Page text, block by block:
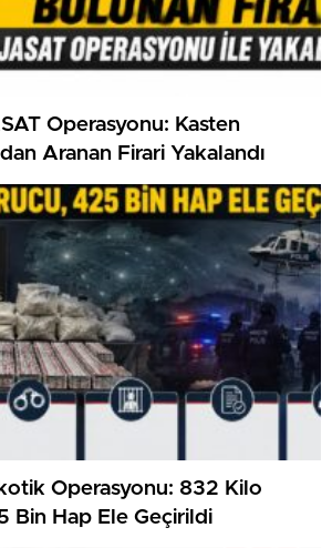
Operasyonu: Kasten
Aranan Firari Yakalandı
Operasyonu: 832 Kilo
Bin Hap Ele Geçirildi